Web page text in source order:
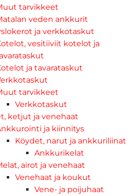
tarvikkeet
veden ankkurit
ja verkkotaskut
vesitiiviit kotelot ja
ja tavarataskut
tarvikkeet
Verkkotaskut
ketjut ja venehaat
ja kiinnitys
Köydet, narut ja ankkuriliinat
Ankkurikelat
airot ja venehaat
Venehaat ja koukut
Vene- ja poijuhaat